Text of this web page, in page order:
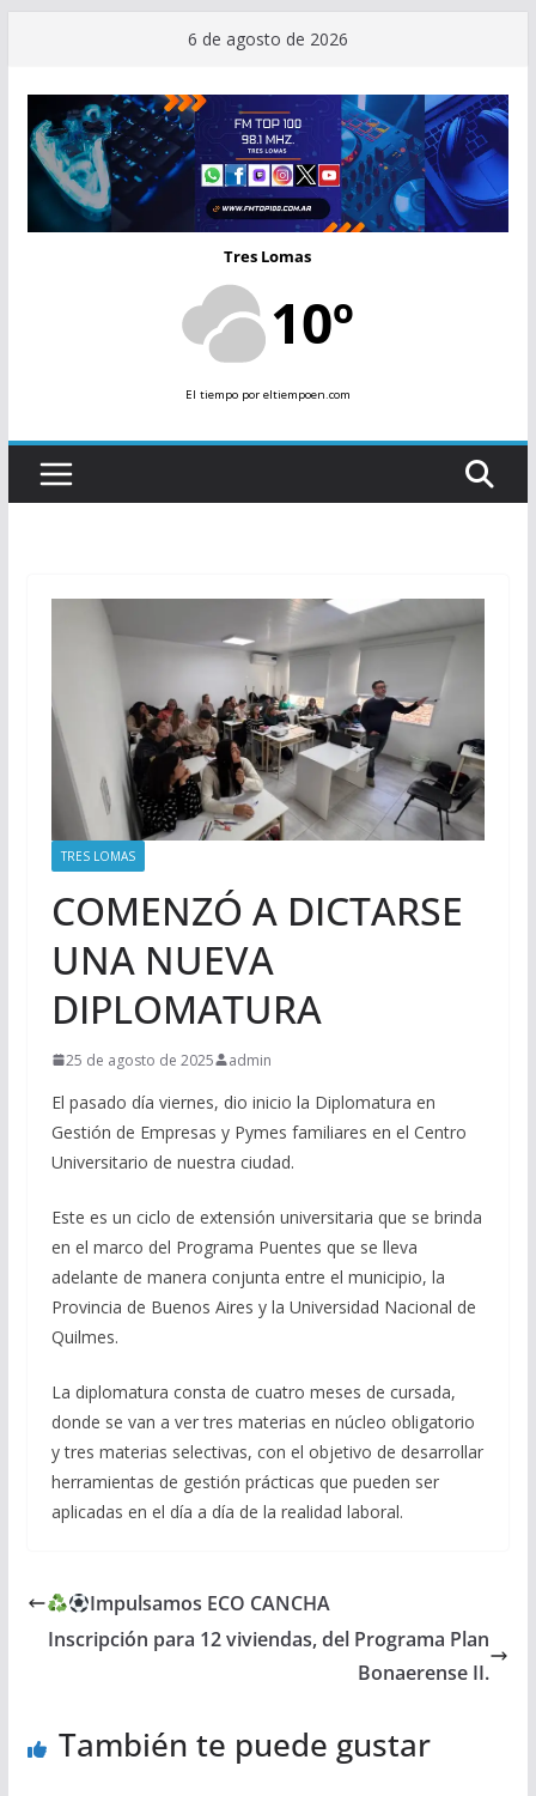
contenido
6 de agosto de 2026
Tres Lomas
10º
El tiempopor eltiempoen.com
TRES LOMAS
COMENZÓ A DICTARSE
UNA NUEVA
DIPLOMATURA
25 de agosto de 2025 admin
El pasado día viernes, dio inicio la Diplomatura en
Gestión de Empresas y Pymes familiares en el Centro
Universitario de nuestra ciudad.
Este es un ciclo de extensión universitaria que se brinda
en el marco del Programa Puentes que se lleva
adelante de manera conjunta entre el municipio, la
Provincia de Buenos Aires y la Universidad Nacional de
Quilmes.
La diplomatura consta de cuatro meses de cursada,
donde se van a ver tres materias en núcleo obligatorio
y tres materias selectivas, con el objetivo de desarrollar
herramientas de gestión prácticas que pueden ser
aplicadas en el día a día de la realidad laboral.
Impulsamos ECO CANCHA
Inscripción para 12 viviendas, del Programa Plan
Bonaerense II.
También te puede gustar